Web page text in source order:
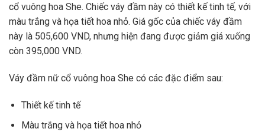
cổ vuông hoa She. Chiếc váy đầm này có thiết kế tinh tế, với
màu trắng và họa tiết hoa nhỏ. Giá gốc của chiếc váy đầm
này là 505,600 VND, nhưng hiện đang được giảm giá xuống
còn 395,000 VND.
Váy đầm nữ cổ vuông hoa She có các đặc điểm sau:
Thiết kế tinh tế
Màu trắng và họa tiết hoa nhỏ